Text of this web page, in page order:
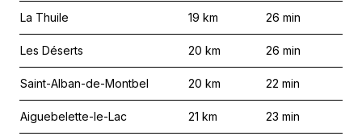
La Thuile 19 km 26 min
Les Déserts 20 km 26 min
Saint-Alban-de-Montbel 20 km 22 min
Aiguebelette-le-Lac 21 km 23 min